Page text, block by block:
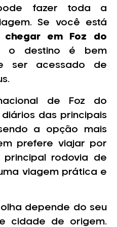
fazer toda a
Se você está
chegar em Foz do
o destino é bem
ser acessado de
de Foz do
das principais
a opção mais
prefere viajar por
principal rodovia de
viagem prática e
depende do seu
cidade de origem.